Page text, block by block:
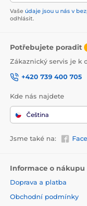
Vaše údaje jsou u nás v
odhlásit.
Potřebujete poradit
Zákaznický servis je k
+420 739 400 705
Kde nás najdete
Čeština
Jsme také na:
Informace o nákupu
Doprava a platba
Obchodní podmínky